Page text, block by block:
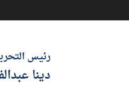
رئيس
دينا